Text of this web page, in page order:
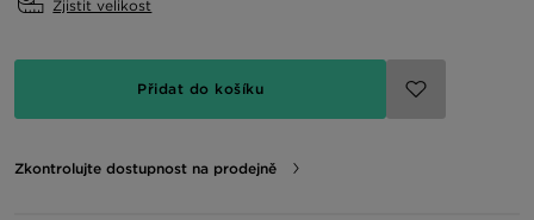
Zjistit velikost
Přidat do košíku
Zkontrolujte dostupnost na prodejně